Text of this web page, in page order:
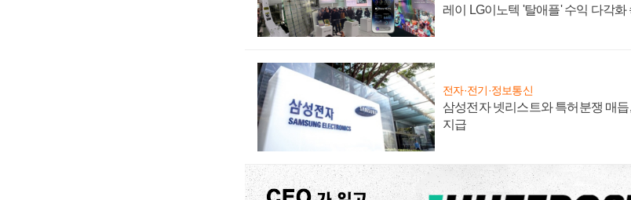
레이 LG이노텍 '탈애플' 수익 다각화
전자·전기·정보통신
삼성전자 넷리스트와 특허분쟁 매
지급